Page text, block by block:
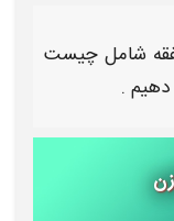
شامل چیست
دهیم .